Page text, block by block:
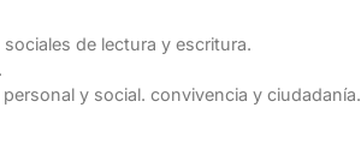
de lectura y escritura.
y social. convivencia y ciudadanía.